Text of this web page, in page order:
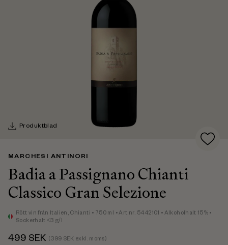
Produktblad
MARCHESI ANTINORI
Badia a Passignano Chianti
Classico Gran Selezione
Rött vin från Italien, Chianti • 750 ml • Art.nr. 5442101 • Alkoholhalt 15% •
Sockerhalt <3 g/l
499 SEK (399 SEK exkl. moms)